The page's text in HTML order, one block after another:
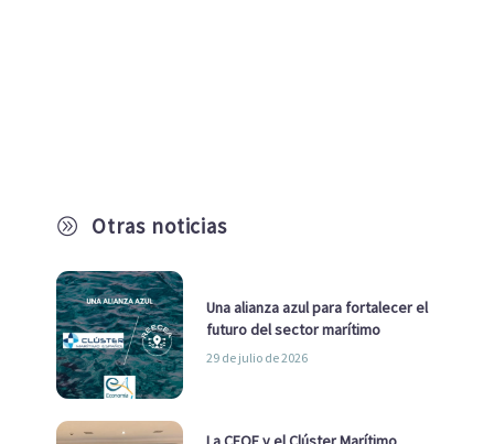
A Otras noticias
Una alianza azul para fortalecer el
futuro del sector marítimo
29 de julio de 2026